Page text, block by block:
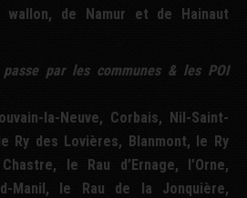
wallon, de Namur et de Hainaut
par les communes & les POI
la-Neuve, Corbais, Nil-Saint-
Ry des Lovières, Blanmont, le Ry
le Rau d’Ernage, l’Orne,
Manil, le Rau de la Jonquière,